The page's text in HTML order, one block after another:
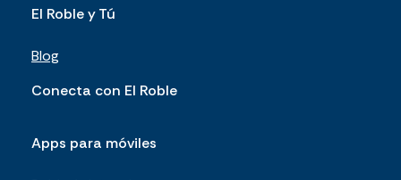
El Roble y Tú
Blog
Conecta con El Roble
Apps para móviles